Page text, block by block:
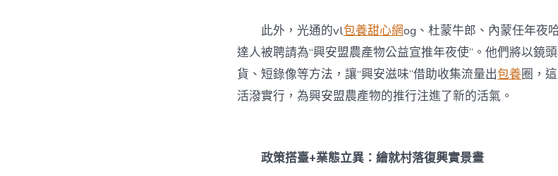
此外，光通的vl包養甜心網og、杜蒙牛郎、內蒙任年夜
達人被聘請為“興安盟農產物公益宣推年夜使”。他們將以鏡
貨、短錄像等方法，讓“興安滋味”借助收集流量出包養圈，
活潑實行，為興安盟農產物的推行注進了新的活氣。
政策搭臺+業態立異：繪就村落復興實景畫